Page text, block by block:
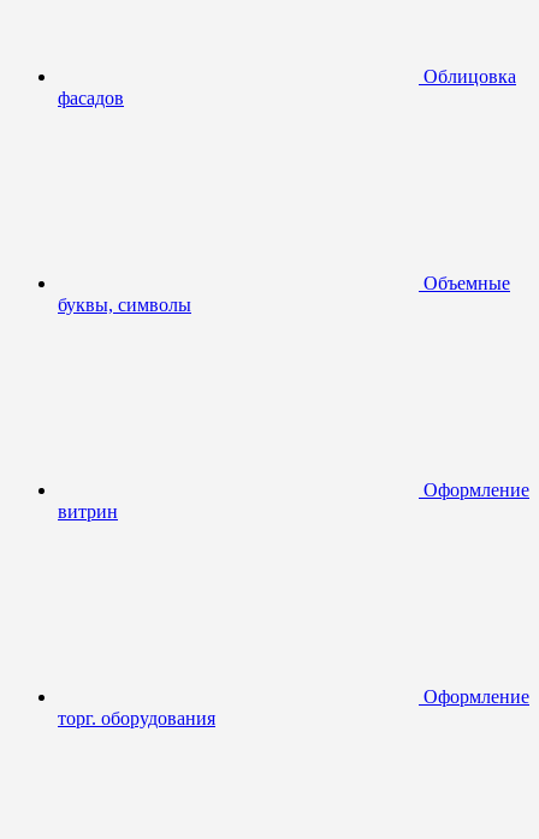
Облицовка
фасадов
Объемные
буквы, символы
Оформление
витрин
Оформление
торг. оборудования